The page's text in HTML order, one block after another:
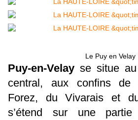
Le Puy en Velay
Puy-en-Velay se situe
central, aux confins de
Forez, du Vivarais et
s’étend sur une partie